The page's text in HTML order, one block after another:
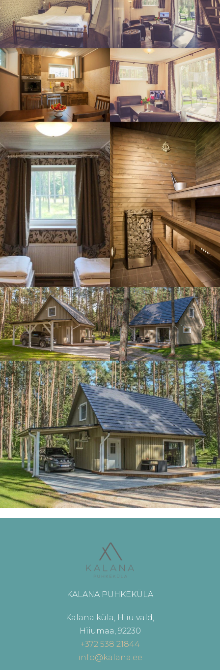
KALANA PUHKEKÜLA
Kalana küla, Hiiu vald,
Hiiumaa, 92230
+372 538 21844
info@kalana.ee